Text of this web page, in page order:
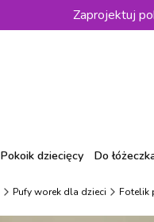
Zaprojektuj
Pokoik dziecięcy Do
Pufy worek dla dzieci Fotelik